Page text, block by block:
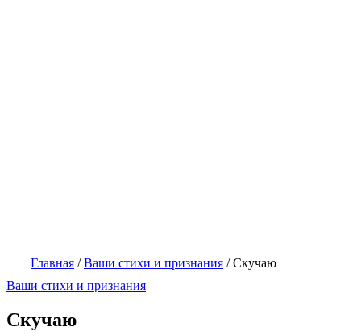
Главная /Ваши стихи и признания /Скучаю
Ваши стихи и признания
Скучаю